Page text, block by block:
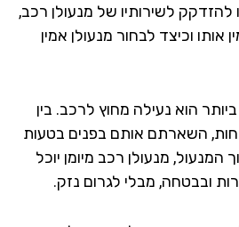
לשירותיו של מנעולן רכב,
וכיצד לבחור מנעולן אמין
נעילה מחוץ לרכב. בין
אותם בפנים בטעות
מנעולן רכב מיומן יוכל
מבלי לגרום נזק.